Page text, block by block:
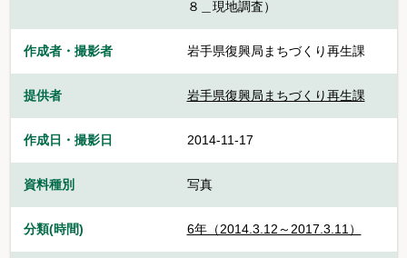
８＿現地調査）
作成者・撮影者 岩手県復興局まちづくり再生課
提供者 岩手県復興局まちづくり再生課
作成日・撮影日 2014-11-17
資料種別 写真
分類(時間) 6年（2014.3.12～2017.3.11）